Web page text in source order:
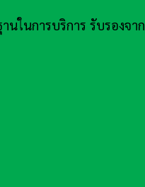
ในการบริการ รับรองจาก